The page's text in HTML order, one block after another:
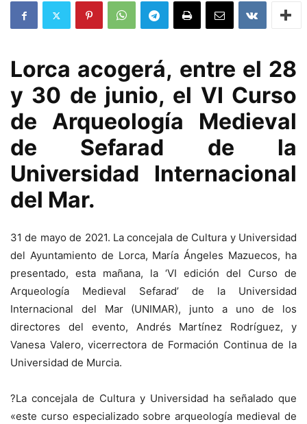
Lorca acogerá, entre el 28
y 30 de junio, el VI Curso
de Arqueología Medieval
de Sefarad de la
Universidad Internacional
del Mar.
31 de mayo de 2021. La concejala de Cultura y Universidad
del Ayuntamiento de Lorca, María Ángeles Mazuecos, ha
presentado, esta mañana, la ‘VI edición del Curso de
Arqueología Medieval Sefarad’ de la Universidad
Internacional del Mar (UNIMAR), junto a uno de los
directores del evento, Andrés Martínez Rodríguez, y
Vanesa Valero, vicerrectora de Formación Continua de la
Universidad de Murcia.
?La concejala de Cultura y Universidad ha señalado que
«este curso especializado sobre arqueología medieval de